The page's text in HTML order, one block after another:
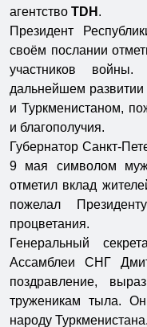
агентство TDH .
Президент
своём послании
участников
дальнейшем
и Туркменистаном,
и благополучия.
Губернатор Санкт-
9 мая символом
отметил вклад
пожелал
процветания.
Генеральный
Ассамблеи СНГ
поздравление,
труженикам тыла.
народу Туркменистана.